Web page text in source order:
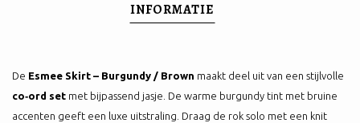
INFORMATIE
De Esmee Skirt – Burgundy / Brown maakt deel uit van een stijlvolle
co‑ord set met bijpassend jasje. De warme burgundy tint met bruine
accenten geeft een luxe uitstraling. Draag de rok solo met een knit